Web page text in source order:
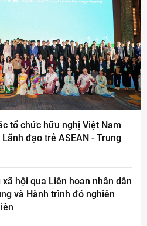
tổ chức hữu nghị Việt Nam
đạo trẻ ASEAN - Trung
hội qua Liên hoan nhân dân
và Hành trình đỏ nghiên